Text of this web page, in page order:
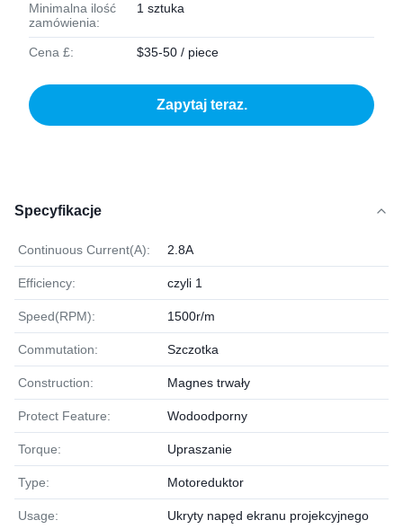
Minimalna ilość
zamówienia:
1 sztuka
Cena £: $35-50 / piece
Zapytaj teraz.
Specyfikacje
Continuous Current(A): 2.8A
Efficiency: czyli 1
Speed(RPM): 1500r/m
Commutation: Szczotka
Construction: Magnes trwały
Protect Feature: Wodoodporny
Torque: Upraszanie
Type: Motoreduktor
Usage: Ukryty napęd ekranu projekcyjnego